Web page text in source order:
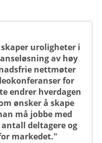
uroligheter i
av høy
nettmøter
for
endrer hverdagen
ønsker å skape
må jobbe med
deltagere og
markedet."